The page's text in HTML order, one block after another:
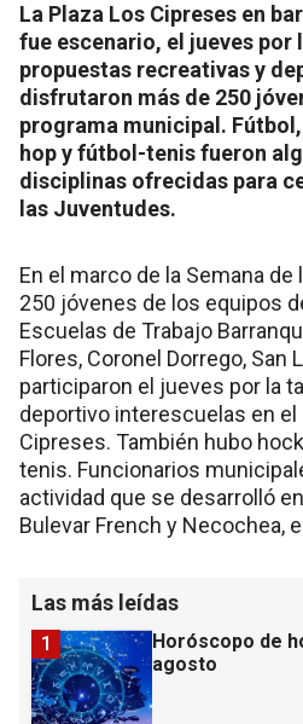
La Plaza Los Cipreses en
fue escenario, el jueves
propuestas recreativas y
disfrutaron más de 250
programa municipal.
hop y fútbol-tenis fueron
disciplinas ofrecidas para
las Juventudes.
En el marco de la Semana
250 jóvenes de los equipos
Escuelas de Trabajo
Flores, Coronel Dorrego, San
participaron el jueves por la
deportivo interescuelas en el
Cipreses. También hubo
tenis. Funcionarios
actividad que se desarrolló
Bulevar French y Necochea,
Las más leídas
Horóscopo de
agosto
1